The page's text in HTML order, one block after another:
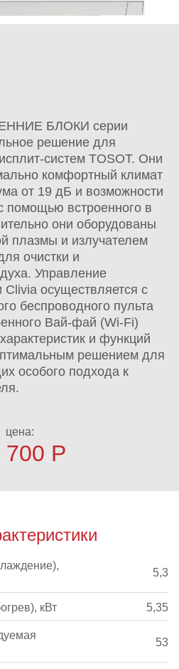
БЛОКИ серии
решение для
систем TOSOT. Они
комфортный климат
от 19 дБ и возможности
помощью встроенного в
они оборудованы
плазмы и излучателем
очистки и
Управление
осуществляется с
беспроводного пульта
Вай-фай (Wi-Fi)
и функций
решением для
особого подхода к
цена:
700 Р
5,3
кВт 5,35
53